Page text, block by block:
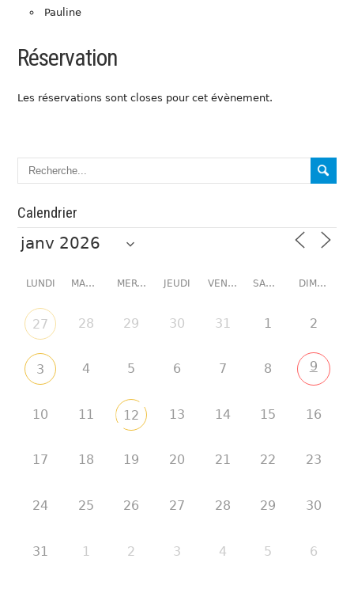
Pauline
Réservation
Les réservations sont closes pour cet évènement.
Calendrier
LUNDI MARDI MERCREDI JEUDI VENDREDI SAMEDI DIMANCHE
27 28 29 30 31 1 2
3 4 5 6 7 8 9
10 11 12 13 14 15 16
17 18 19 20 21 22 23
24 25 26 27 28 29 30
31 1 2 3 4 5 6